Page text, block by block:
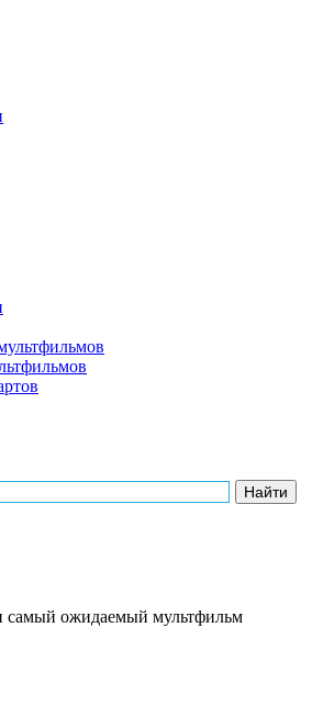
самый ожидаемый мультфильм